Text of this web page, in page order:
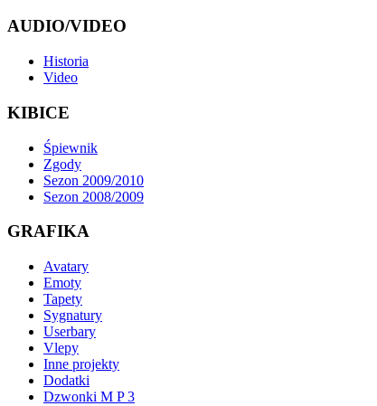
AUDIO/VIDEO
Historia
Video
KIBICE
Śpiewnik
Zgody
Sezon 2009/2010
Sezon 2008/2009
GRAFIKA
Avatary
Emoty
Tapety
Sygnatury
Userbary
Vlepy
Inne projekty
Dodatki
Dzwonki M P 3